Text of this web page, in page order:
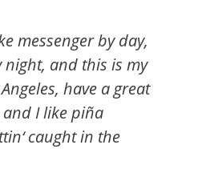
messenger by day,
and this is my
have a great
and I like piña
caught in the